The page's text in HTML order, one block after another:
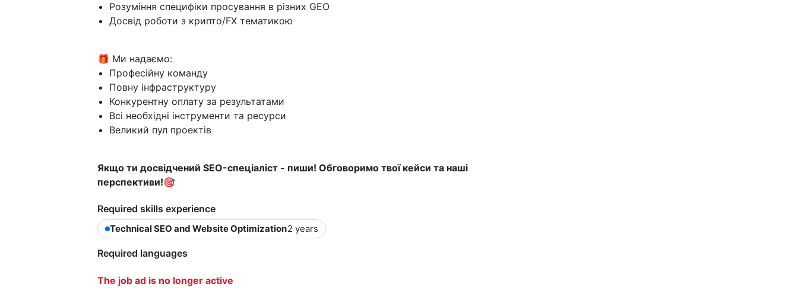
Розуміння специфіки просування в різних GEO
Досвід роботи з крипто/FX тематикою
🎁 Ми надаємо:
Професійну команду
Повну інфраструктуру
Конкурентну оплату за результатами
Всі необхідні інструменти та ресурси
Великий пул проектів
Якщо ти досвідчений SEO-спеціаліст - пиши! Обговоримо твої кейси та наші
перспективи!🎯
Required skills experience
Technical SEO and Website Optimization2 years
Required languages
The job ad is no longer active